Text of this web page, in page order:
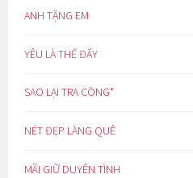
ANH TẶNG EM
YÊU LÀ THẾ ĐẤY
SAO LẠI TRA CÒNG*
NÉT ĐẸP LÀNG QUÊ
MÃI GIỮ DUYÊN TÌNH